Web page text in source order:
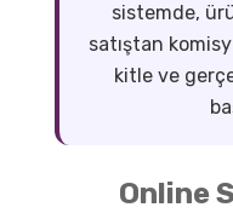
sistemde,
satıştan
kitle ve
Online